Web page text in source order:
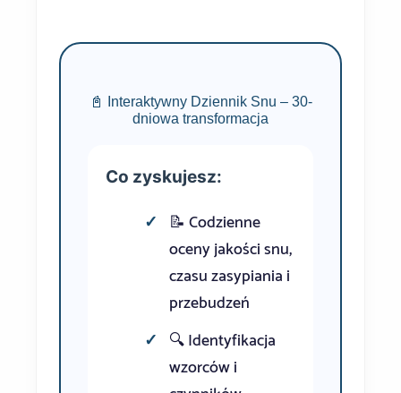
📓 Interaktywny Dziennik Snu – 30-
dniowa transformacja
Co zyskujesz:
📝 Codzienne
oceny jakości snu,
czasu zasypiania i
przebudzeń
🔍 Identyfikacja
wzorców i